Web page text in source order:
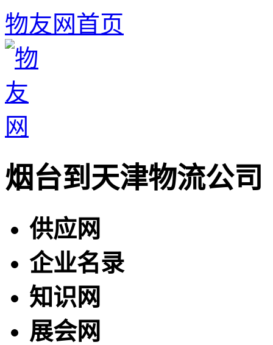
物友网首页
烟台到天津物流公司
供应网
企业名录
知识网
展会网